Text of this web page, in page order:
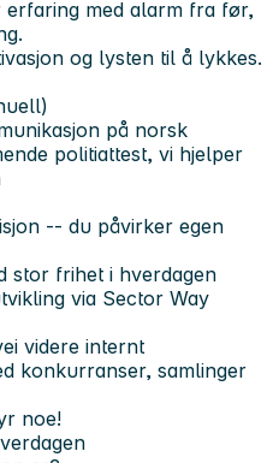
med alarm fra før,
og lysten til å lykkes.
på norsk
politiattest, vi hjelper
-- du påvirker egen
stor frihet i hverdagen
via Sector Way
videre internt
konkurranser, samlinger
noe!